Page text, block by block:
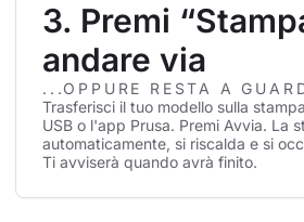
3. Premi
andare via
...OPPURE RESTA A
Trasferisci il tuo modello sulla
USB o l'app Prusa. Premi Avvia. La
automaticamente, si riscalda e si
Ti avviserà quando avrà finito.